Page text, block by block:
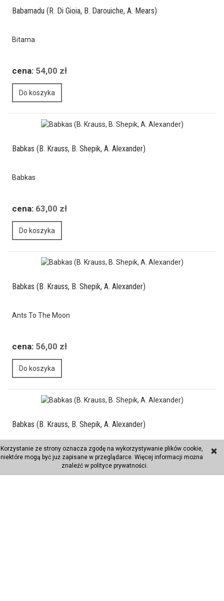
Babamadu (R. Di Gioia, B. Darouiche, A. Mears)
Bitama
cena: 54,00 zł
Do koszyka
Babkas (B. Krauss, B. Shepik, A. Alexander)
Babkas
cena: 63,00 zł
Do koszyka
Babkas (B. Krauss, B. Shepik, A. Alexander)
Ants To The Moon
cena: 56,00 zł
Do koszyka
Babkas (B. Krauss, B. Shepik, A. Alexander)
Fratelli
Korzystanie ze strony oznacza zgodę na wykorzystywanie plików cookie,
niektóre mogą być już zapisane w przeglądarce. Więcej informacji można
znaleźć w polityce prywatności.